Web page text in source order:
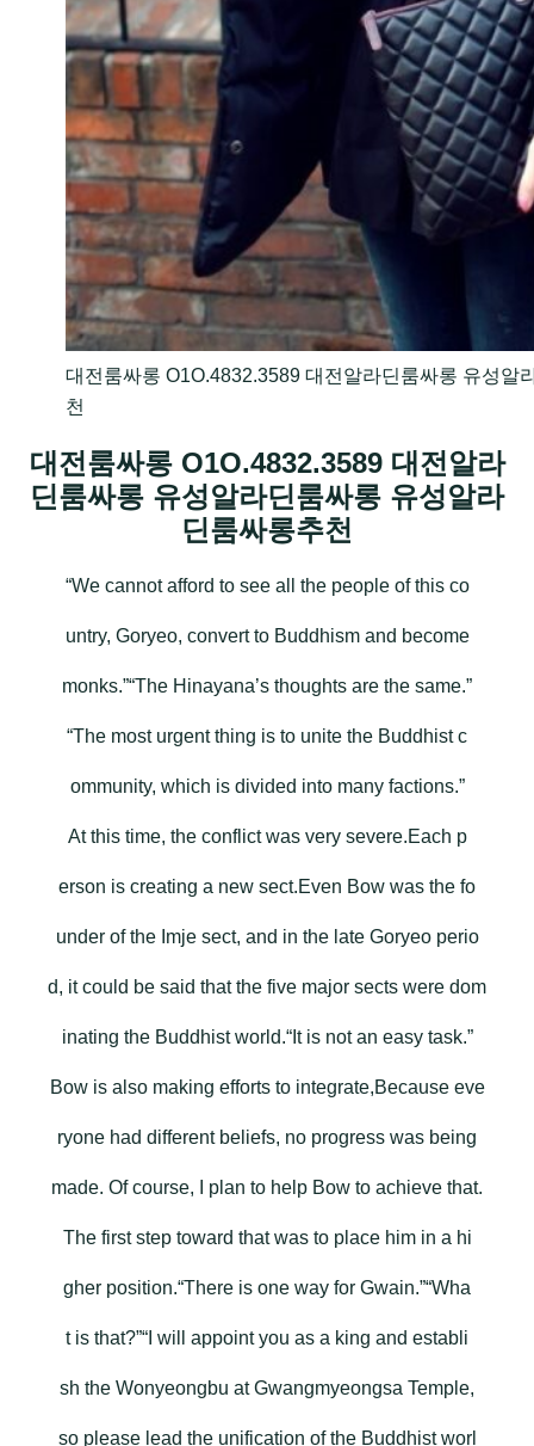
대전룸싸롱 O1O.4832.3589 대전알라딘룸싸롱 유성알
천
대전룸싸롱 O1O.4832.3589 대전알라
딘룸싸롱 유성알라딘룸싸롱 유성알라
딘룸싸롱추천
“We cannot afford to see all the people of this co
untry, Goryeo, convert to Buddhism and become
monks.”“The Hinayana’s thoughts are the same.”
“The most urgent thing is to unite the Buddhist c
ommunity, which is divided into many factions.”
At this time, the conflict was very severe.Each p
erson is creating a new sect.Even Bow was the fo
under of the Imje sect, and in the late Goryeo perio
d, it could be said that the five major sects were dom
inating the Buddhist world.“It is not an easy task.”
Bow is also making efforts to integrate,Because eve
ryone had different beliefs, no progress was being
made. Of course, I plan to help Bow to achieve that.
The first step toward that was to place him in a hi
gher position.“There is one way for Gwain.”“Wha
t is that?”“I will appoint you as a king and establi
sh the Wonyeongbu at Gwangmyeongsa Temple,
so please lead the unification of the Buddhist worl